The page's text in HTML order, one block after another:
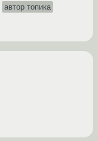
автор топика